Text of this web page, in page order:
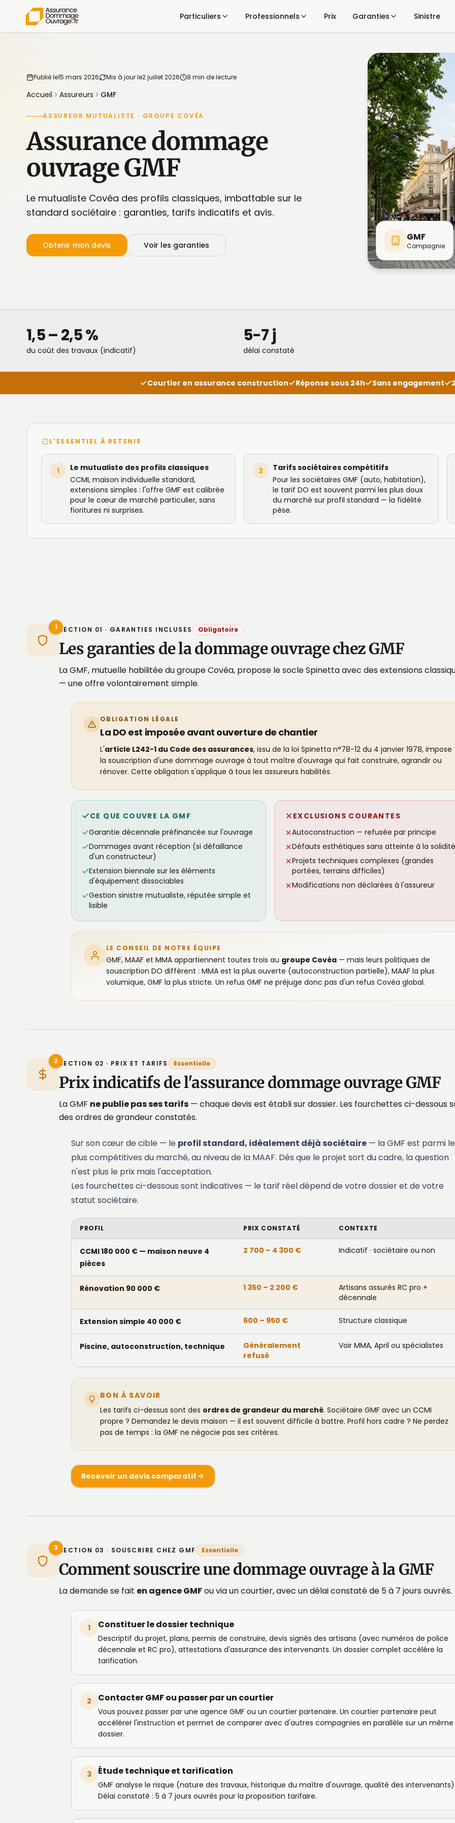
Particuliers Professionnels Prix Garanties Sinistre
Publié le15 mars 2026 Mis à jour le2 juillet 2026 8 min de lecture
Accueil Assureurs GMF
ASSUREUR MUTUALISTE · GROUPE COVÉA
Assurance dommage
ouvrage GMF
Le mutualiste Covéa des profils classiques, imbattable sur le
standard sociétaire : garanties, tarifs indicatifs et avis.
Obtenir mon devis Voir les garanties
GMF
Compagnie
1,5 – 2,5 %
du coût des travaux (indicatif)
5-7 j
délai constaté
Courtier en assurance construction Réponse sous 24h Sans engagement
L'ESSENTIEL À RETENIR
1
Le mutualiste des profils classiques
CCMI, maison individuelle standard,
extensions simples : l'offre GMF est calibrée
pour le cœur de marché particulier, sans
fioritures ni surprises.
2
Tarifs sociétaires compétitifs
Pour les sociétaires GMF (auto, habitation),
le tarif DO est souvent parmi les plus doux
du marché sur profil standard — la fidélité
pèse.
1 SECTION 01 · GARANTIES INCLUSES Obligatoire
Les garanties de la dommage ouvrage chez GMF
La GMF, mutuelle habilitée du groupe Covéa, propose le socle Spinetta avec des extensions
— une offre volontairement simple.
OBLIGATION LÉGALE
La DO est imposée avant ouverture de chantier
L'article L242-1 du Code des assurances, issu de la loi Spinetta n°78-12 du 4 janvier 1978, impose
la souscription d'une dommage ouvrage à tout maître d'ouvrage qui fait construire, agrandir ou
rénover. Cette obligation s'applique à tous les assureurs habilités.
CE QUE COUVRE LA GMF
Garantie décennale préfinancée sur l'ouvrage
Dommages avant réception (si défaillance
d'un constructeur)
Extension biennale sur les éléments
d'équipement dissociables
Gestion sinistre mutualiste, réputée simple et
lisible
EXCLUSIONS COURANTES
Autoconstruction — refusée par principe
Défauts esthétiques sans atteinte à la solidité
Projets techniques complexes (grandes
portées, terrains difficiles)
Modifications non déclarées à l'assureur
LE CONSEIL DE NOTRE ÉQUIPE
GMF, MAAF et MMA appartiennent toutes trois au groupe Covéa — mais leurs politiques de
souscription DO diffèrent : MMA est la plus ouverte (autoconstruction partielle), MAAF la plus
volumique, GMF la plus stricte. Un refus GMF ne préjuge donc pas d'un refus Covéa global.
2 SECTION 02 · PRIX ET TARIFS Essentielle
Prix indicatifs de l'assurance dommage ouvrage GMF
La GMF ne publie pas ses tarifs — chaque devis est établi sur dossier. Les fourchettes ci-dessous
des ordres de grandeur constatés.
Sur son cœur de cible — le profil standard, idéalement déjà sociétaire — la GMF est parmi
plus compétitives du marché, au niveau de la MAAF. Dès que le projet sort du cadre, la question
n'est plus le prix mais l'acceptation.
Les fourchettes ci-dessous sont indicatives — le tarif réel dépend de votre dossier et de votre
statut sociétaire.
PROFIL PRIX CONSTATÉ CONTEXTE
CCMI 180 000 € — maison neuve 4
pièces
2 700 – 4 300 € Indicatif · sociétaire ou non
Rénovation 90 000 € 1 350 – 2 200 €
Artisans assurés RC pro +
décennale
Extension simple 40 000 € 600 – 950 € Structure classique
Piscine, autoconstruction, technique
Généralement
refusé
Voir MMA, April ou spécialistes
BON À SAVOIR
Les tarifs ci-dessus sont des ordres de grandeur du marché. Sociétaire GMF avec un CCMI
propre ? Demandez le devis maison — il est souvent difficile à battre. Profil hors cadre ? Ne perdez
pas de temps : la GMF ne négocie pas ses critères.
Recevoir un devis comparatif
3 SECTION 03 · SOUSCRIRE CHEZ GMF Essentielle
Comment souscrire une dommage ouvrage à la GMF
La demande se fait en agence GMFou via un courtier, avec un délai constaté de 5 à 7 jours ouvrés.
1 Constituer le dossier technique
Descriptif du projet, plans, permis de construire, devis signés des artisans (avec numéros de police
décennale et RC pro), attestations d'assurance des intervenants. Un dossier complet accélère la
tarification.
2 Contacter GMF ou passer par un courtier
Vous pouvez passer par une agence GMF ou un courtier partenaire. Un courtier partenaire peut
accélérer l'instruction et permet de comparer avec d'autres compagnies en parallèle sur un même
dossier.
3 Étude technique et tarification
GMF analyse le risque (nature des travaux, historique du maître d'ouvrage, qualité des
Délai constaté : 5 à 7 jours ouvrés pour la proposition tarifaire.